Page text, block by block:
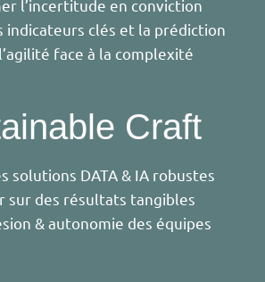
l’incertitude en conviction
indicateurs clés et la prédiction
face à la complexité
Craft
solutions DATA & IA robustes
sur des résultats tangibles
& autonomie des équipes